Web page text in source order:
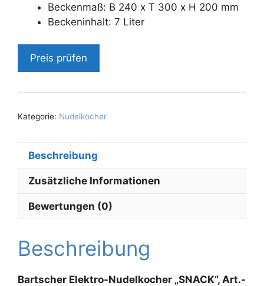
Beckenmaß: B 240 x T 300 x H 200 mm
Beckeninhalt: 7 Liter
Preis prüfen
Kategorie: Nudelkocher
Beschreibung
Zusätzliche Informationen
Bewertungen (0)
Beschreibung
Bartscher Elektro-Nudelkocher „SNACK“, Art.-